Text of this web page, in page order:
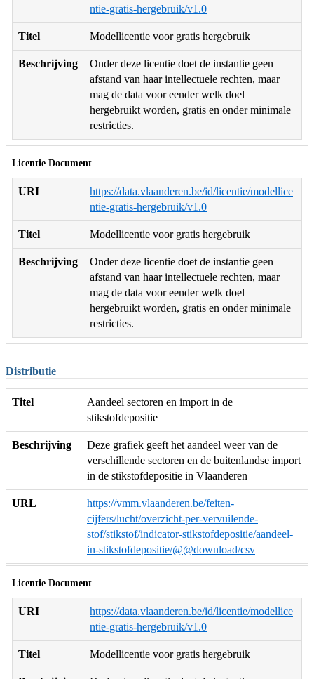
ntie-gratis-hergebruik/v1.0
Titel Modellicentie voor gratis hergebruik
Beschrijving
Onder deze licentie doet de instantie geen
afstand van haar intellectuele rechten, maar
mag de data voor eender welk doel
hergebruikt worden, gratis en onder minimale
restricties.
Licentie Document
URI
https://data.vlaanderen.be/id/licentie/modellice
ntie-gratis-hergebruik/v1.0
Titel Modellicentie voor gratis hergebruik
Beschrijving
Onder deze licentie doet de instantie geen
afstand van haar intellectuele rechten, maar
mag de data voor eender welk doel
hergebruikt worden, gratis en onder minimale
restricties.
Distributie
Titel
Aandeel sectoren en import in de
stikstofdepositie
Beschrijving
Deze grafiek geeft het aandeel weer van de
verschillende sectoren en de buitenlandse import
in de stikstofdepositie in Vlaanderen
URL
https://vmm.vlaanderen.be/feiten-
cijfers/lucht/overzicht-per-vervuilende-
stof/stikstof/indicator-stikstofdepositie/aandeel-
in-stikstofdepositie/@@download/csv
Licentie Document
URI
https://data.vlaanderen.be/id/licentie/modellice
ntie-gratis-hergebruik/v1.0
Titel Modellicentie voor gratis hergebruik